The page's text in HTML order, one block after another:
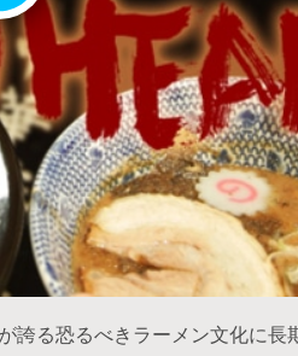
が誇る恐るべきラーメン文化に